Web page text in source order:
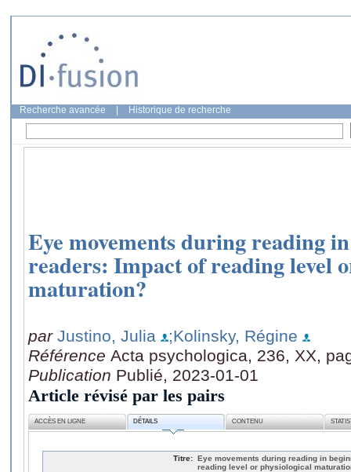
Recherche avancée Historique de recherche
Eye movements during reading
readers: Impact of reading level
maturation?
par Justino, Julia
;Kolinsky, Régine
Référence Acta psychologica, 236, XX,
Publication Publié, 2023-01-01
Article révisé par les pairs
ACCÈS EN LIGNE DÉTAILS CONTENU
Titre: Eye movements during reading in
reading level or physiological